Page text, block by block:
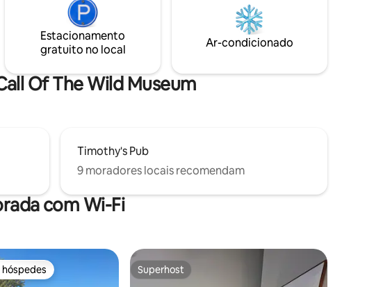
*Deck à beira do
pedra *Mesa de fogo
*Churrasqueira a
*Caiaques *Pranchas
*Pedal boat
pesca
de madeira aconchegantes e um design
bem pensado facilitam o relaxamento
após um dia ao ar livre. Perfeito para: •
• Refúgios tranquilos no norte
Estacionamento
gratuito no local
Ar-condicionado
Of The Wild Museum
Timothy's Pub
9 moradores locais recomendam
com Wi-Fi
preferidos dos hóspedes Superhost
Superhost